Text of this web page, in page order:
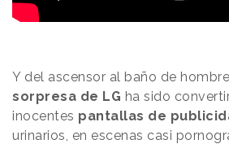
Y del ascensor al baño de
sorpresa de LG ha sido
inocentes pantallas de
urinarios, en escenas casi